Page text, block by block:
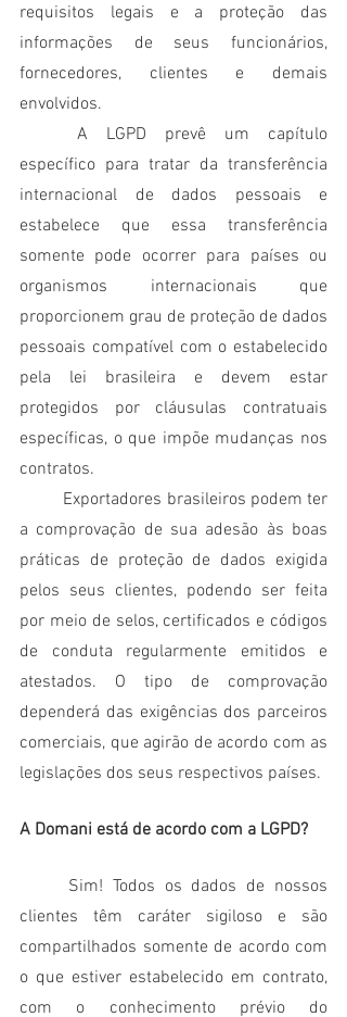
requisitos legais e a proteção das
informações de seus funcionários,
fornecedores, clientes e demais
envolvidos.
específico para tratar da transferência
internacional de dados pessoais e
estabelece que essa transferência
somente pode ocorrer para países ou
organismos internacionais que
proporcionem grau de proteção de dados
pessoais compatível com o estabelecido
pela lei brasileira e devem estar
protegidos por cláusulas contratuais
específicas, o que impõe mudanças nos
contratos.
a comprovação de sua adesão às boas
práticas de proteção de dados exigida
pelos seus clientes, podendo ser feita
por meio de selos, certificados e códigos
de conduta regularmente emitidos e
atestados. O tipo de comprovação
dependerá das exigências dos parceiros
comerciais, que agirão de acordo com as
legislações dos seus respectivos países.
A Domani está de acordo com a LGPD?
Sim! Todos os dados de nossos
clientes têm caráter sigiloso e são
compartilhados somente de acordo com
o que estiver estabelecido em contrato,
com o conhecimento prévio do